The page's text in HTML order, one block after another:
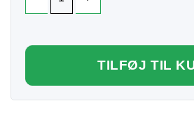
TILFØJ TIL